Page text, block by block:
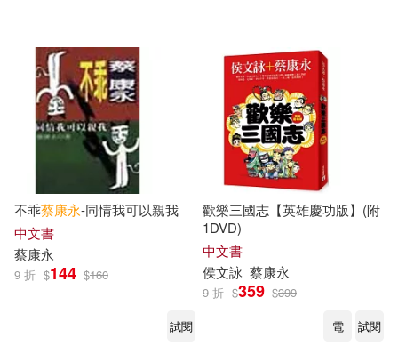
不乖蔡康永-同情我可以親我
中文書
蔡康永
9 折 $144 $160
試閱
歡樂三國志【英雄慶功版】(附
1DVD)
中文書
侯文詠 蔡康永
9 折 $359 $399
電
試閱